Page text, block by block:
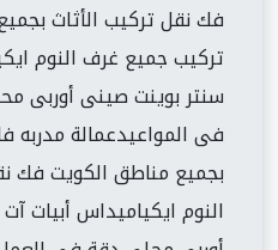
فك نقل تركيب الأثاث
تركيب جميع غرف النوم
سنتر بوينت صينى أوربى
فى المواعيدعمالة مدربه
بجميع مناطق الكويت فك
النوم ايكياميداس أبيات